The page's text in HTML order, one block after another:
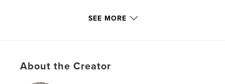
SEE MORE
About the Creator